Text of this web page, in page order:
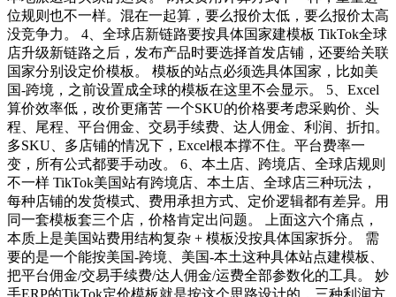
位规则也不一样。混在一起算，要么报价太低，要么报价太高
没竞争力。 4、全球店新链路要按具体国家建模板 TikTok全球
店升级新链路之后，发布产品时要选择首发店铺，还要给关联
国家分别设定价模板。 模板的站点必须选具体国家，比如美
国-跨境，之前设置成全球的模板在这里不会显示。 5、Excel
算价效率低，改价更痛苦 一个SKU的价格要考虑采购价、头
程、尾程、平台佣金、交易手续费、达人佣金、利润、折扣。
多SKU、多店铺的情况下，Excel根本撑不住。平台费率一
变，所有公式都要手动改。 6、本土店、跨境店、全球店规则
不一样 TikTok美国站有跨境店、本土店、全球店三种玩法，
每种店铺的发货模式、费用承担方式、定价逻辑都有差异。用
同一套模板套三个店，价格肯定出问题。 上面这六个痛点，
本质上是美国站费用结构复杂 + 模板没按具体国家拆分。 需
要的是一个能按美国-跨境、美国-本土这种具体站点建模板、
把平台佣金/交易手续费/达人佣金/运费全部参数化的工具。 妙
手ERP的TikTok定价模板就是按这个思路设计的，三种利润方